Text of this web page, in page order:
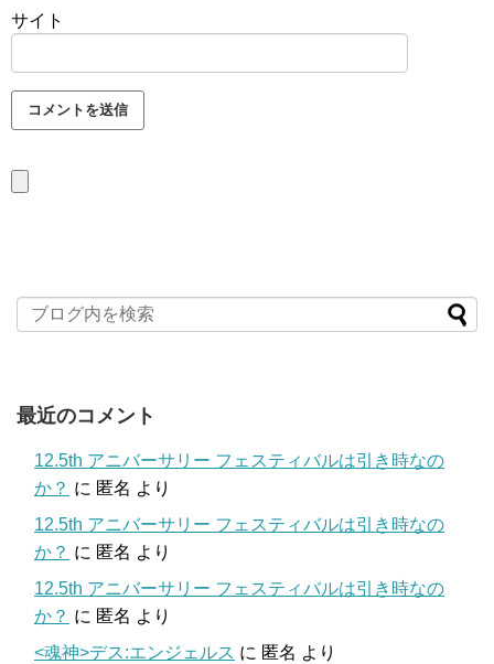
サイト
最近のコメント
12.5th アニバーサリー フェスティバルは引き時なの
か？ に 匿名 より
12.5th アニバーサリー フェスティバルは引き時なの
か？ に 匿名 より
12.5th アニバーサリー フェスティバルは引き時なの
か？ に 匿名 より
<魂神>デス:エンジェルス に 匿名 より